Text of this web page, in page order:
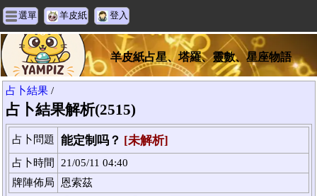
選單 羊皮紙 登入
羊皮紙占星、塔羅、靈數、星座物語
占卜結果 /
占卜結果解析(2515)
占卜問題 能定制吗？ [未解析]
占卜時間
21/05/11 04:40
牌陣佈局
恩索茲